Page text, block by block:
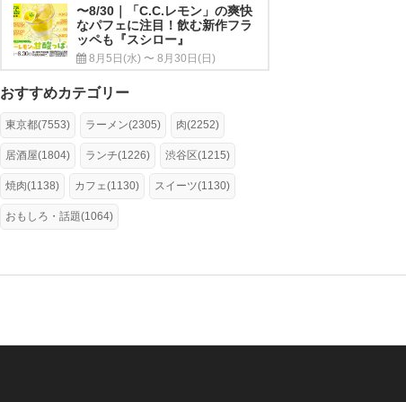
〜8/30｜「C.C.レモン」の爽快
なパフェに注目！飲む新作フラ
ッペも『スシロー』
8月5日(水) 〜 8月30日(日)
おすすめカテゴリー
東京都(7553) ラーメン(2305) 肉(2252)
居酒屋(1804) ランチ(1226) 渋谷区(1215)
焼肉(1138) カフェ(1130) スイーツ(1130)
おもしろ・話題(1064)